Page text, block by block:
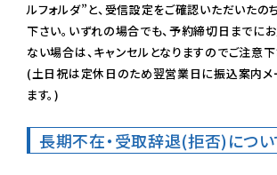
ルフォルダ”と、受信設定をご確認いただいたの
下さい。いずれの場合でも、予約締切日までに
ない場合は、キャンセルとなりますのでご注意下
(土日祝は定休日のため翌営業日に振込案内メ
ます。)
長期不在・受取辞退(拒否)につい